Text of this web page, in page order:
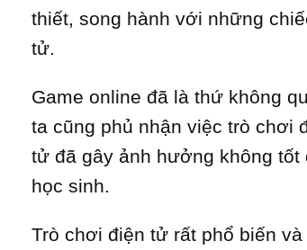
thiết, song hành với những
tử.
Game online đã là thứ không
ta cũng phủ nhận việc trò chơi
tử đã gây ảnh hưởng không
học sinh.
Trò chơi điện tử rất phổ biến